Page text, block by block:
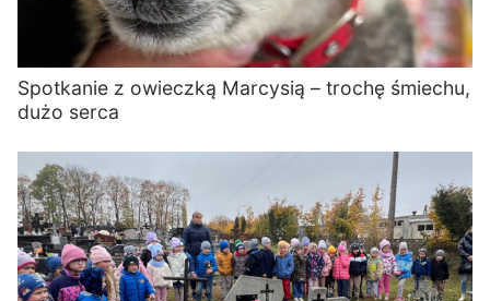
Spotkanie z owieczką Marcysią – trochę śmiechu,
dużo serca